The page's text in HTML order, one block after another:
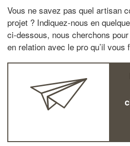
Vous ne savez pas quel artisan
projet ? Indiquez-nous en
ci-dessous, nous cherchons
en relation avec le pro qu’il vous